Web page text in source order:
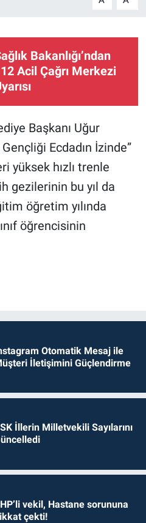
Bakanlığı’ndan
Acil Çağrı Merkezi
Başkanı Uğur
Ecdadın İzinde”
yüksek hızlı trenle
gezilerinin bu yıl da
öğretim yılında
öğrencisinin
Otomatik Mesaj ile
İletişimini Güçlendirme
İllerin Milletvekili Sayılarını
vekil, Hastane sorununa
çekti!